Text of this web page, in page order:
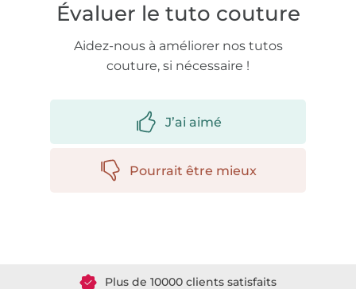
Évaluer le tuto couture
Aidez-nous à améliorer nos tutos
couture, si nécessaire !
J’ai aimé
Pourrait être mieux